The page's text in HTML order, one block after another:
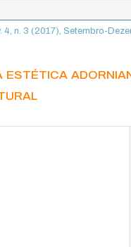
4, n. 3 (2017), Setembro-